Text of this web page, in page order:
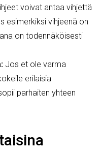
voivat antaa vihjettä
esimerkiksi vihjeenä on
on todennäköisesti
Jos et ole varma
erilaisia
parhaiten yhteen